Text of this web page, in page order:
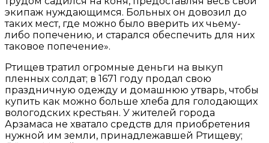
экипаж нуждающимся. Больных он довозил до
таких мест, где можно было вверить их чьему-
либо попечению, и старался обеспечить для них
таковое попечение».
Ртищев тратил огромные деньги на выкуп
пленных солдат; в 1671 году продал свою
праздничную одежду и домашнюю утварь, чтобы
купить как можно больше хлеба для голодающих
вологодских крестьян. У жителей города
Арзамаса не хватало средств для приобретения
нужной им земли, принадлежавшей Ртищеву;